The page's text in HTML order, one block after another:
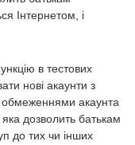
Інтернетом, і
в тестових
нові акаунти з
акаунта
дозволить батькам
до тих чи інших